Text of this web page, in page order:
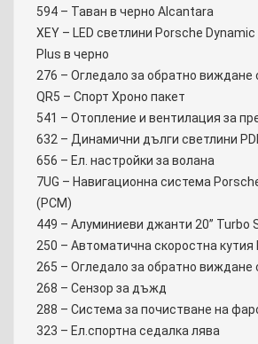
594 – Таван в черно Alcantara
XEY – LED светлини Porsche
Plus в черно
276 – Огледало за обратно виждане
QR5 – Спорт Хроно пакет
541 – Отопление и вентилация за
632 – Динамични дълги светлини
656 – Ел. настройки за волана
7UG – Навигационна система
(PCM)
449 – Алуминиеви джанти 20’’ Turbo
250 – Автоматична скоростна кутия
265 – Огледало за обратно виждане
268 – Сензор за дъжд
288 – Система за почистване на
323 – Ел.спортна седалка лява